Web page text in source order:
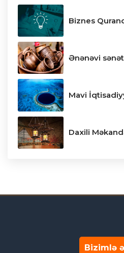
Biznes
Ənənəvi
Mavi
Daxili
Bizimlə